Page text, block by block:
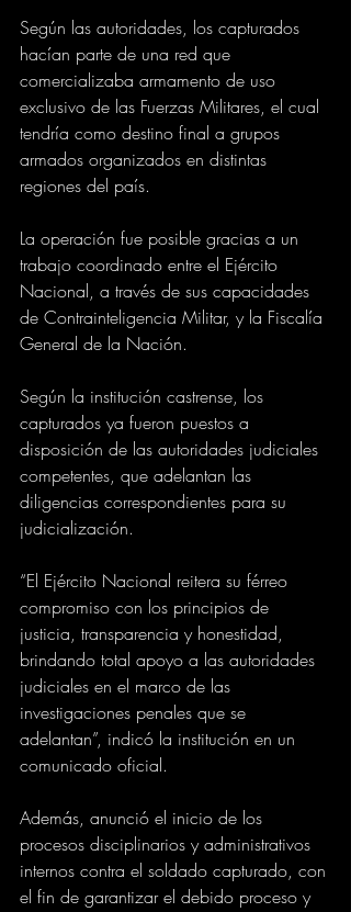
Según las autoridades, los capturados
hacían parte de una red que
comercializaba armamento de uso
exclusivo de las Fuerzas Militares, el cual
tendría como destino final a grupos
armados organizados en distintas
regiones del país.
La operación fue posible gracias a un
trabajo coordinado entre el Ejército
Nacional, a través de sus capacidades
de Contrainteligencia Militar, y la Fiscalía
General de la Nación.
Según la institución castrense, los
capturados ya fueron puestos a
disposición de las autoridades judiciales
competentes, que adelantan las
diligencias correspondientes para su
judicialización.
“El Ejército Nacional reitera su férreo
compromiso con los principios de
justicia, transparencia y honestidad,
brindando total apoyo a las autoridades
judiciales en el marco de las
investigaciones penales que se
adelantan”, indicó la institución en un
comunicado oficial.
Además, anunció el inicio de los
procesos disciplinarios y administrativos
internos contra el soldado capturado, con
el fin de garantizar el debido proceso y